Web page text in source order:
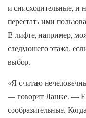
и снисходительные, и
перестать ими
В лифте, например,
следующего этажа,
выбор.
«Я считаю
— говорит Лашке. —
сообразительные.